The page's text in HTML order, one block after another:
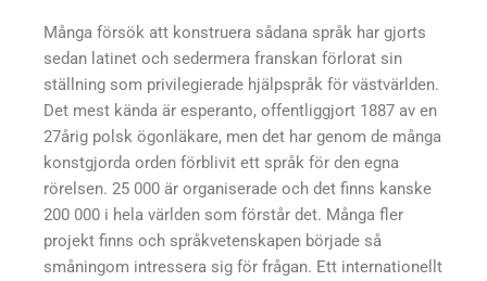
Många försök att konstruera sådana språk har gjorts
sedan latinet och sedermera franskan förlorat sin
ställning som privilegierade hjälpspråk för västvärlden.
Det mest kända är esperanto, offentliggjort 1887 av en
27­årig polsk ögonläkare, men det har genom de många
konstgjorda orden förblivit ett språk för den egna
rörelsen. 25 000 är organiserade och det finns kanske
200 000 i hela världen som förstår det. Många fler
projekt finns och språkvetenskapen började så
småningom intressera sig för frågan. Ett internationellt